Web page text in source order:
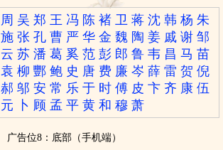
周 吴 郑 王 冯 陈 褚 卫 蒋 沈 韩 杨 朱
施 张 孔 曹 严 华 金 魏 陶 姜 戚 谢 邹
云 苏 潘 葛 奚 范 彭 郎 鲁 韦 昌 马 苗
袁 柳 酆 鲍 史 唐 费 廉 岑 薛 雷 贺 倪
郝 邬 安 常 乐 于 时 傅 皮 卞 齐 康 伍
元 卜 顾 孟 平 黄 和 穆 萧
广告位8：底部（手机端）